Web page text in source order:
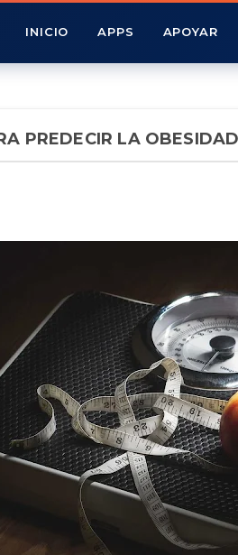
INICIO APPS APOYAR
PREDECIR LA